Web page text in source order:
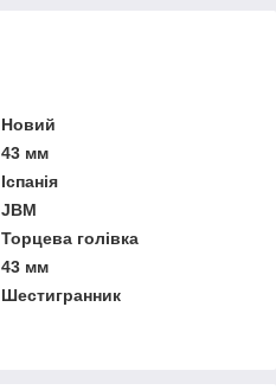
Новий
43 мм
Іспанія
JBM
Торцева голівка
43 мм
Шестигранник